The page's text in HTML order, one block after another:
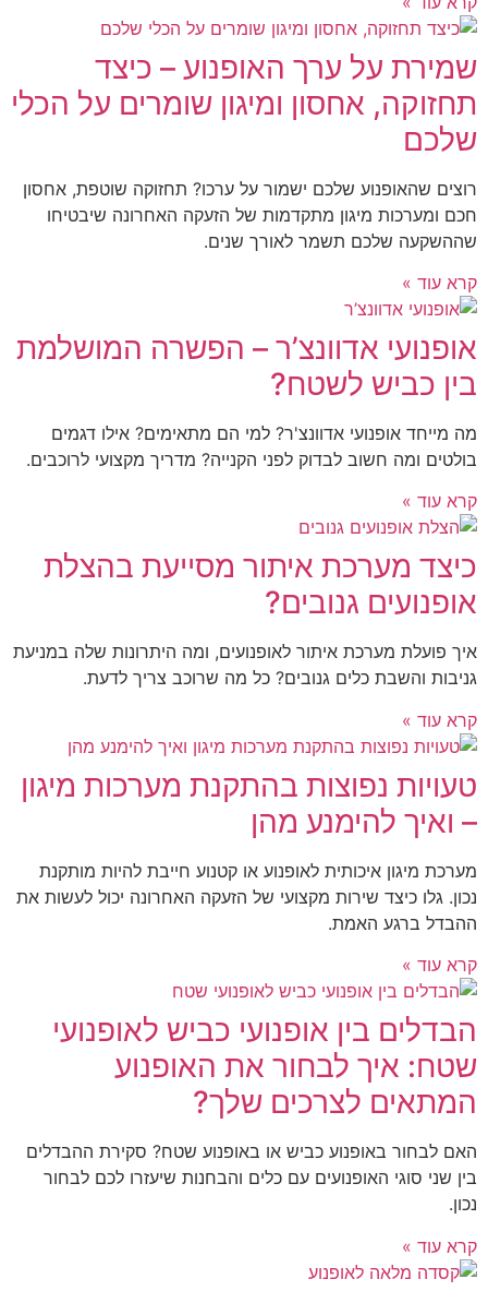
שמירת על ערך האופנוע – כיצד
תחזוקה, אחסון ומיגון שומרים על הכלי
שלכם
רוצים שהאופנוע שלכם ישמור על ערכו? תחזוקה שוטפת, אחסון
חכם ומערכות מיגון מתקדמות של הזעקה האחרונה שיבטיחו
שההשקעה שלכם תשמר לאורך שנים.
קרא עוד »
אופנועי אדוונצ’ר – הפשרה המושלמת
בין כביש לשטח?
מה מייחד אופנועי אדוונצ'ר? למי הם מתאימים? אילו דגמים
בולטים ומה חשוב לבדוק לפני הקנייה? מדריך מקצועי לרוכבים.
קרא עוד »
כיצד מערכת איתור מסייעת בהצלת
אופנועים גנובים?
איך פועלת מערכת איתור לאופנועים, ומה היתרונות שלה במניעת
גניבות והשבת כלים גנובים? כל מה שרוכב צריך לדעת.
קרא עוד »
טעויות נפוצות בהתקנת מערכות מיגון
– ואיך להימנע מהן
מערכת מיגון איכותית לאופנוע או קטנוע חייבת להיות מותקנת
נכון. גלו כיצד שירות מקצועי של הזעקה האחרונה יכול לעשות את
ההבדל ברגע האמת.
קרא עוד »
הבדלים בין אופנועי כביש לאופנועי
שטח: איך לבחור את האופנוע
המתאים לצרכים שלך?
האם לבחור באופנוע כביש או באופנוע שטח? סקירת ההבדלים
בין שני סוגי האופנועים עם כלים והבחנות שיעזרו לכם לבחור
נכון.
קרא עוד »